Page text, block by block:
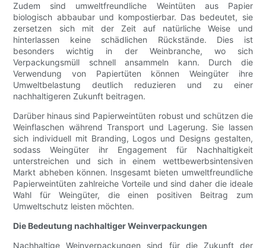
Zudem sind umweltfreundliche Weintüten aus Papier
biologisch abbaubar und kompostierbar. Das bedeutet, sie
zersetzen sich mit der Zeit auf natürliche Weise und
hinterlassen keine schädlichen Rückstände. Dies ist
besonders wichtig in der Weinbranche, wo sich
Verpackungsmüll schnell ansammeln kann. Durch die
Verwendung von Papiertüten können Weingüter ihre
Umweltbelastung deutlich reduzieren und zu einer
nachhaltigeren Zukunft beitragen.
Darüber hinaus sind Papierweintüten robust und schützen die
Weinflaschen während Transport und Lagerung. Sie lassen
sich individuell mit Branding, Logos und Designs gestalten,
sodass Weingüter ihr Engagement für Nachhaltigkeit
unterstreichen und sich in einem wettbewerbsintensiven
Markt abheben können. Insgesamt bieten umweltfreundliche
Papierweintüten zahlreiche Vorteile und sind daher die ideale
Wahl für Weingüter, die einen positiven Beitrag zum
Umweltschutz leisten möchten.
Die Bedeutung nachhaltiger Weinverpackungen
Nachhaltige Weinverpackungen sind für die Zukunft der